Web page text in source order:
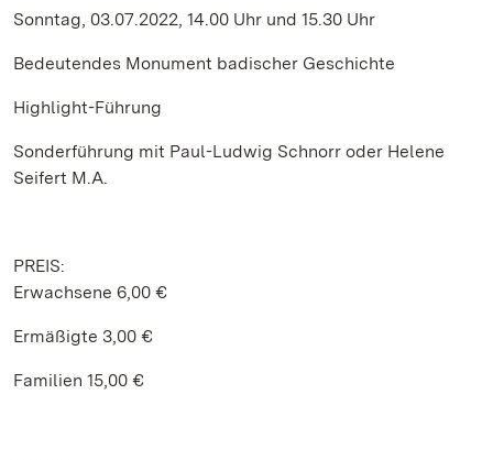
Sonntag, 03.07.2022, 14.00 Uhr und 15.30 Uhr
Bedeutendes Monument badischer Geschichte
Highlight-Führung
Sonderführung mit Paul-Ludwig Schnorr oder Helene
Seifert M.A.
PREIS:
Erwachsene 6,00 €
Ermäßigte 3,00 €
Familien 15,00 €